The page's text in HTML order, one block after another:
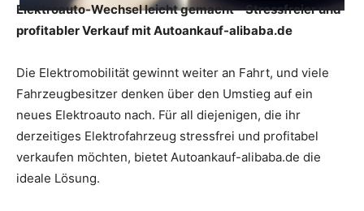
Elektroauto-Wechsel leicht gemacht – Stressfreier und
profitabler Verkauf mit Autoankauf-alibaba.de
Die Elektromobilität gewinnt weiter an Fahrt, und viele
Fahrzeugbesitzer denken über den Umstieg auf ein
neues Elektroauto nach. Für all diejenigen, die ihr
derzeitiges Elektrofahrzeug stressfrei und profitabel
verkaufen möchten, bietet Autoankauf-alibaba.de die
ideale Lösung.